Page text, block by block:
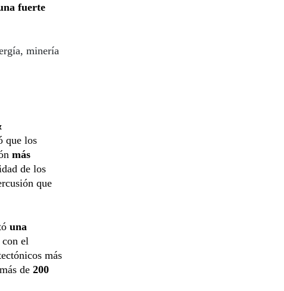
fuerte
minería
que los
más
de los
que
una
el
más
de 200